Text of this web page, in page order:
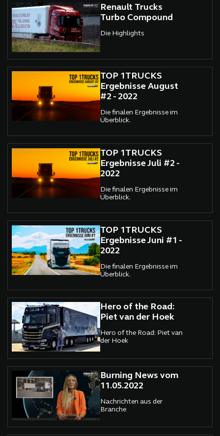
Renault Trucks
Turbo Compound
Die Highlights
TOP 1TRUCKS
Ergebnisse August
#2 - 2022
Die finalen Ergebnisse im
Überblick.
TOP 1TRUCKS
Ergebnisse Juli #2 -
2022
Die finalen Ergebnisse im
Überblick.
TOP 1TRUCKS
Ergebnisse Juni #1 -
2022
Die finalen Ergebnisse im
Überblick.
Hero of the Road:
Piet van der Hoek
Hero of the Road: Piet van
der Hoek
Burning News vom
11.05.2022
Nachrichten aus der
Branche